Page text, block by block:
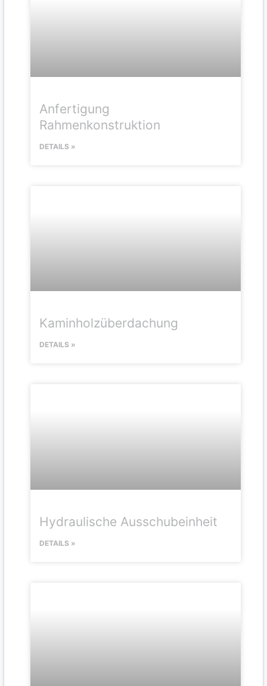
Anfertigung
Rahmenkonstruktion
DETAILS »
Kaminholzüberdachung
DETAILS »
Hydraulische Ausschubeinheit
DETAILS »